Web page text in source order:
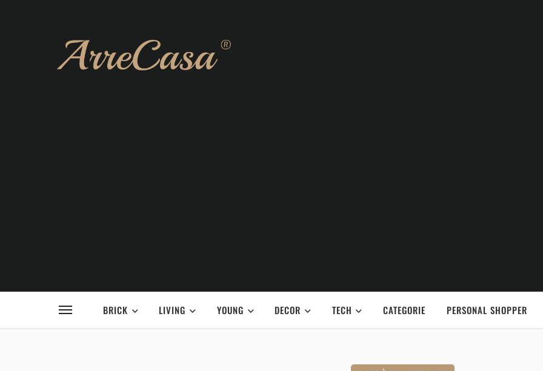
BRICK LIVING YOUNG DECOR TECH CATEGORIE PERSONAL SHOPPER